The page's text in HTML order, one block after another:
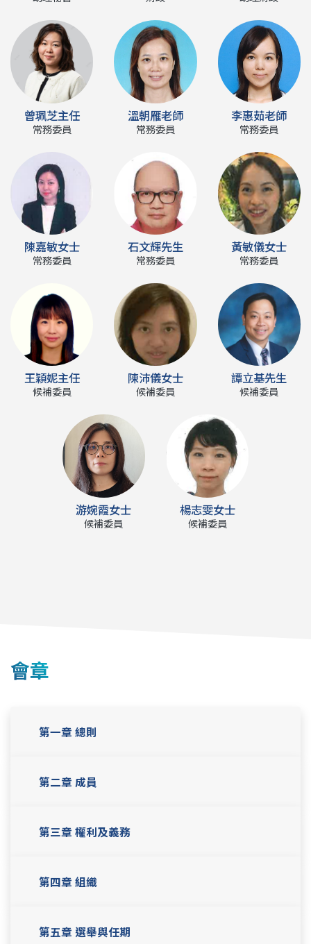
曾珮芝主任
常務委員
溫朝雁老師
常務委員
李惠茹老師
常務委員
陳嘉敏女士
常務委員
石文輝先生
常務委員
黃敏儀女士
常務委員
王穎妮主任
候補委員
陳沛儀女士
候補委員
譚立基先生
候補委員
游婉霞女士
候補委員
楊志雯女士
候補委員
會章
第一章 總則
第二章 成員
第三章 權利及義務
第四章 組織
第五章 選舉與任期